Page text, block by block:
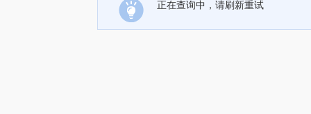
正在查询中，请刷新重试